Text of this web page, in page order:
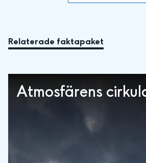
Relaterade faktapaket
Atmosfärens